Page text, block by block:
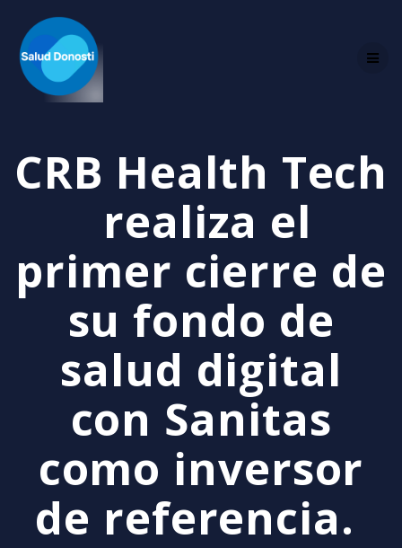
CRB Health Tech
realiza el
primer cierre de
su fondo de
salud digital
con Sanitas
como inversor
de referencia.